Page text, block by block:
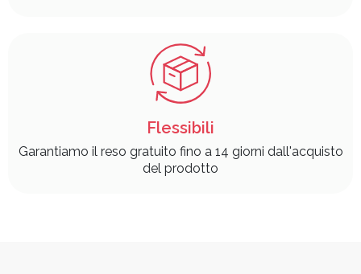
Flessibili
Garantiamo il reso gratuito fino a 14 giorni dall'acquisto
del prodotto